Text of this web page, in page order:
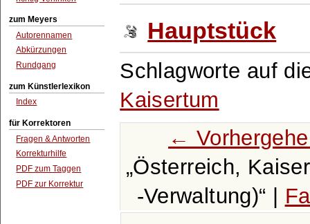
zum Meyers
Autorennamen
Abkürzungen
Rundgang
zum Künstlerlexikon
Index
für Korrektoren
Fragen & Antworten
Korrekturhilfe
PDF zum Taggen
PDF zur Korrektur
Hauptstück
Schlagworte auf
Kaisertum
←
Österreich,
-Verwaltung)